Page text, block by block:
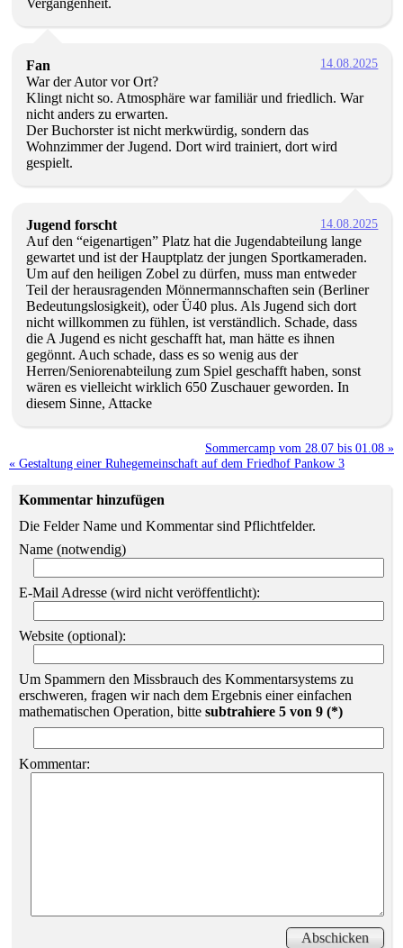
Fan 14.08.2025
War der Autor vor Ort?
Klingt nicht so. Atmosphäre war familiär und friedlich. War
nicht anders zu erwarten.
Der Buchorster ist nicht merkwürdig, sondern das
Wohnzimmer der Jugend. Dort wird trainiert, dort wird
gespielt.
Jugend forscht 14.08.2025
Auf den “eigenartigen” Platz hat die Jugendabteilung lange
gewartet und ist der Hauptplatz der jungen Sportkameraden.
Um auf den heiligen Zobel zu dürfen, muss man entweder
Teil der herausragenden Mönnermannschaften sein (Berliner
Bedeutungslosigkeit), oder Ü40 plus. Als Jugend sich dort
nicht willkommen zu fühlen, ist verständlich. Schade, dass
die A Jugend es nicht geschafft hat, man hätte es ihnen
gegönnt. Auch schade, dass es so wenig aus der
Herren/Seniorenabteilung zum Spiel geschafft haben, sonst
wären es vielleicht wirklich 650 Zuschauer geworden. In
diesem Sinne, Attacke
Sommercamp vom 28.07 bis 01.08 »
« Gestaltung einer Ruhegemeinschaft auf dem Friedhof Pankow 3
Kommentar hinzufügen
Die Felder Name und Kommentar sind Pflichtfelder.
Name (notwendig)
E-Mail Adresse (wird nicht veröffentlicht):
Website (optional):
Um Spammern den Missbrauch des Kommentarsystems zu
erschweren, fragen wir nach dem Ergebnis einer einfachen
mathematischen Operation, bittesubtrahiere 5 von 9 (*)
Kommentar: